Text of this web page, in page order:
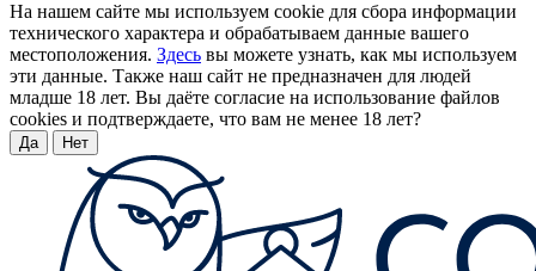
На нашем сайте мы используем cookie для сбора информации
технического характера и обрабатываем данные вашего
местоположения. Здесь вы можете узнать, как мы используем
эти данные. Также наш сайт не предназначен для людей
младше 18 лет. Вы даёте согласие на использование файлов
cookies и подтверждаете, что вам не менее 18 лет?
Да Нет